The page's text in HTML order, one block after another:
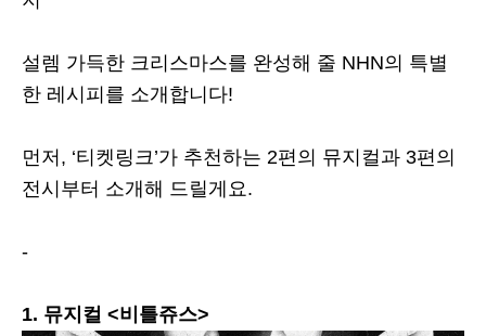
설렘 가득한 크리스마스를 완성해 줄 NHN의 특별
한 레시피를 소개합니다!
먼저, ‘티켓링크’가 추천하는 2편의 뮤지컬과 3편의
전시부터 소개해 드릴게요.
-
1. 뮤지컬 <비틀쥬스>